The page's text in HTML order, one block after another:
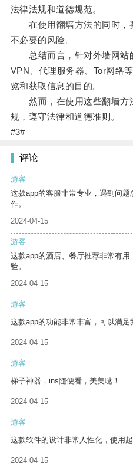
法律法规和道德规范。
在使用翻墙方法的同时，
不必要的风险。
总结而言，针对外墙网站
VPN、代理服务器、Tor网络
览和获取信息的目的。
然而，在使用这些翻墙方
规，遵守法律和道德准则。
#3#
评论
游客
这款app的客服非常专业，遇到问
作。
2024-04-15
游客
这款app的酒店、餐厅推荐非常有
验。
2024-04-15
游客
这款app的功能非常丰富，可以满足
2024-04-15
游客
梯子神器，ins随便看，美美哒！
2024-04-15
游客
这款软件的设计非常人性化，使用起
2024-04-15